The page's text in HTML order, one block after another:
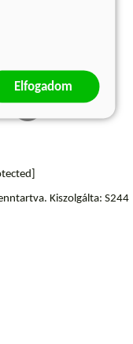
Kiszolgálta: S244
Elfogadom